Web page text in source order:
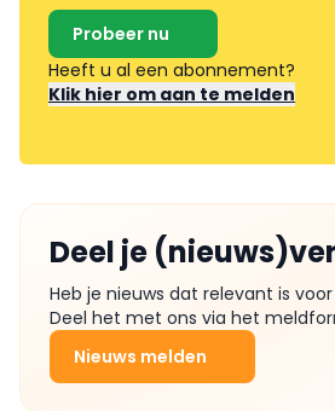
Probeer nu
Heeft u al een abonnement?
Klik hier om aan te melden
Deel je
Heb je nieuws dat relevant is
Deel het met ons via het
Nieuws melden